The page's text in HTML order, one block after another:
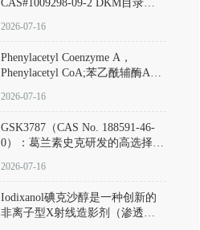
CAS#1009298-09-2 DKM目录号
激酶抑制剂的深度剖析
2026-07-16
Phenylacetyl Coenzyme A，
Phenylacetyl CoA;苯乙酰辅酶A
2026-07-16
GSK3787（CAS No. 188591-46-
0）：葛兰素史克研发的高选择
抗剂，被广泛视为研究PPARδ核
受体生理功能、信号通路验证及
靶点药理机制的金标准化学探
针。
2026-07-16
Iodixanol碘克沙醇是一种创新的
非离子型X射线造影剂（渗透压